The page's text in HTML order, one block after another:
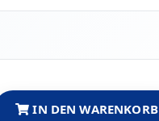
IN DEN WARENKORB